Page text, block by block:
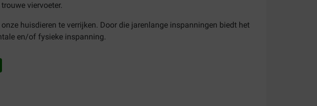
viervoeter.
huisdieren te verrijken. Door die jarenlange inspanningen biedt het
en/of fysieke inspanning.
alle weersomstandigheden te weerstaan. Het